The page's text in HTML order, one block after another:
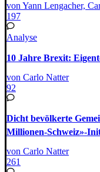
von Yann Lengacher,
197
Analyse
10 Jahre Brexit:
von Carlo Natter
92
Dicht bevölkerte
Millionen-Schweiz»-
von Carlo Natter
261